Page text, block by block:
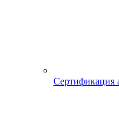
Сертификация